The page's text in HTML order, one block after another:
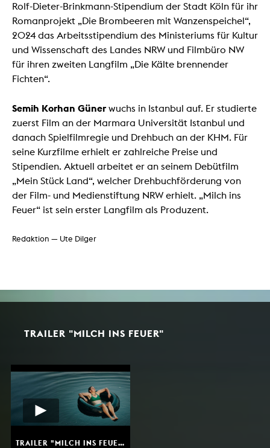
Rolf-Dieter-Brinkmann-Stipendium der Stadt Köln für ihr
Romanprojekt „Die Brombeeren mit Wanzenspeichel“,
2024 das Arbeitsstipendium des Ministeriums für Kultur
und Wissenschaft des Landes NRW und Filmbüro NW
für ihren zweiten Langfilm „Die Kälte brennender
Fichten“.
Semih Korhan Güner wuchs in Istanbul auf. Er studierte
zuerst Film an der Marmara Universität Istanbul und
danach Spielfilmregie und Drehbuch an der KHM. Für
seine Kurzfilme erhielt er zahlreiche Preise und
Stipendien. Aktuell arbeitet er an seinem Debütfilm
„Mein Stück Land“, welcher Drehbuchförderung von
der Film- und Medienstiftung NRW erhielt. „Milch ins
Feuer“ ist sein erster Langfilm als Produzent.
Redaktion — Ute Dilger
TRAILER "MILCH INS FEUER"
TRAILER "MILCH INS FEUER"